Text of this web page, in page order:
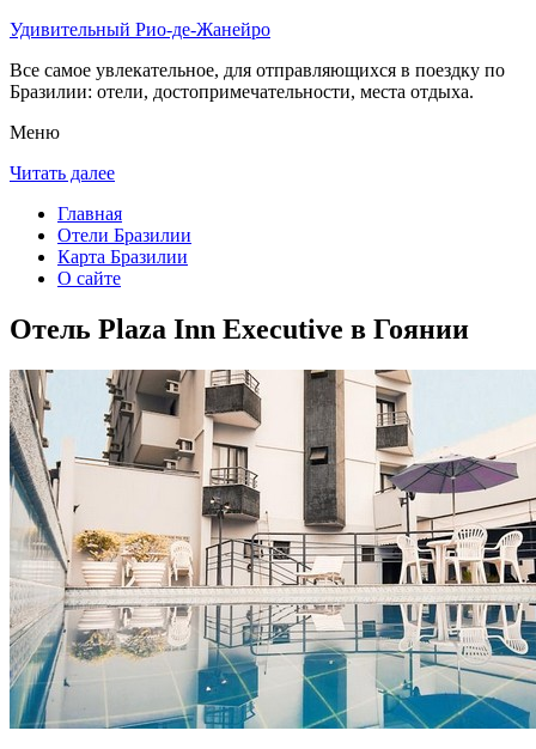
Удивительный Рио-де-Жанейро
Все самое увлекательное, для отправляющихся в поездку по
Бразилии: отели, достопримечательности, места отдыха.
Меню
Читать далее
Главная
Отели Бразилии
Карта Бразилии
О сайте
Отель Plaza Inn Executive в Гоянии